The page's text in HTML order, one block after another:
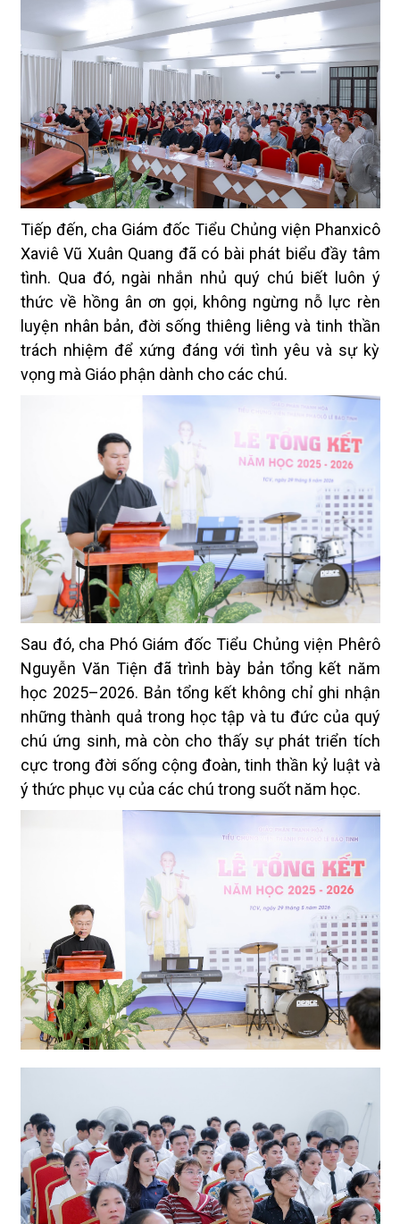
Tiếp đến, cha Giám đốc Tiểu Chủng viện Phanxicô
Xaviê Vũ Xuân Quang đã có bài phát biểu đầy tâm
tình. Qua đó, ngài nhắn nhủ quý chú biết luôn ý
thức về hồng ân ơn gọi, không ngừng nỗ lực rèn
luyện nhân bản, đời sống thiêng liêng và tinh thần
trách nhiệm để xứng đáng với tình yêu và sự kỳ
vọng mà Giáo phận dành cho các chú.
Sau đó, cha Phó Giám đốc Tiểu Chủng viện Phêrô
Nguyễn Văn Tiện đã trình bày bản tổng kết năm
học 2025–2026. Bản tổng kết không chỉ ghi nhận
những thành quả trong học tập và tu đức của quý
chú ứng sinh, mà còn cho thấy sự phát triển tích
cực trong đời sống cộng đoàn, tinh thần kỷ luật và
ý thức phục vụ của các chú trong suốt năm học.